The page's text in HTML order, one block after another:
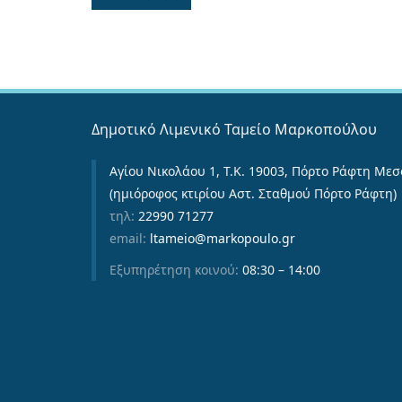
Δημοτικό Λιμενικό Ταμείο Μαρκοπούλου
Αγίου Νικολάου 1, Τ.Κ. 19003, Πόρτο Ράφτη
(ημιόροφος κτιρίου Αστ. Σταθμού Πόρτο Ράφτη)
τηλ: 22990 71277
email: ltameio@markopoulo.gr
Εξυπηρέτηση κοινού: 08:30 – 14:00